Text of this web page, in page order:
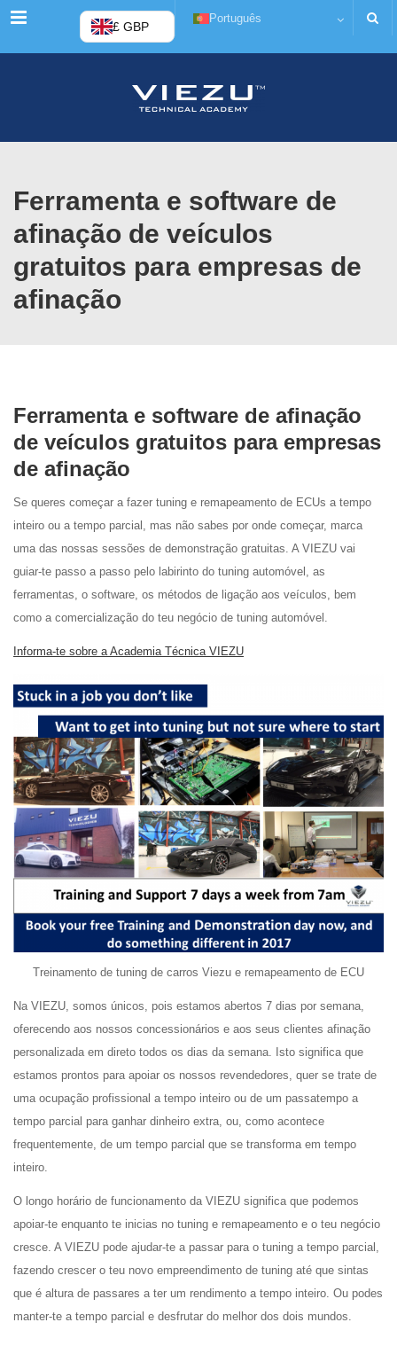
Cardápio £ GBP
Português
Ferramenta e software de
afinação de veículos
gratuitos para empresas de
afinação
Ferramenta e software de afinação
de veículos gratuitos para empresas
de afinação
Se queres começar a fazer tuning e remapeamento de ECUs a tempo
inteiro ou a tempo parcial, mas não sabes por onde começar, marca
uma das nossas sessões de demonstração gratuitas. A VIEZU vai
guiar-te passo a passo pelo labirinto do tuning automóvel, as
ferramentas, o software, os métodos de ligação aos veículos, bem
como a comercialização do teu negócio de tuning automóvel.
Informa-te sobre a Academia Técnica VIEZU
Treinamento de tuning de carros Viezu e remapeamento de ECU
Na VIEZU, somos únicos, pois estamos abertos 7 dias por semana,
oferecendo aos nossos concessionários e aos seus clientes afinação
personalizada em direto todos os dias da semana. Isto significa que
estamos prontos para apoiar os nossos revendedores, quer se trate de
uma ocupação profissional a tempo inteiro ou de um passatempo a
tempo parcial para ganhar dinheiro extra, ou, como acontece
frequentemente, de um tempo parcial que se transforma em tempo
inteiro.
O longo horário de funcionamento da VIEZU significa que podemos
apoiar-te enquanto te inicias no tuning e remapeamento e o teu negócio
cresce. A VIEZU pode ajudar-te a passar para o tuning a tempo parcial,
fazendo crescer o teu novo empreendimento de tuning até que sintas
que é altura de passares a ter um rendimento a tempo inteiro. Ou podes
manter-te a tempo parcial e desfrutar do melhor dos dois mundos.